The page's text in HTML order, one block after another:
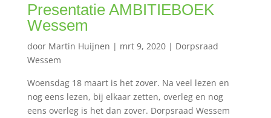
Presentatie AMBITIEBOEK
Wessem
door Martin Huijnen | mrt 9, 2020| Dorpsraad
Wessem
Woensdag 18 maart is het zover. Na veel lezen en
nog eens lezen, bij elkaar zetten, overleg en nog
eens overleg is het dan zover. Dorpsraad Wessem